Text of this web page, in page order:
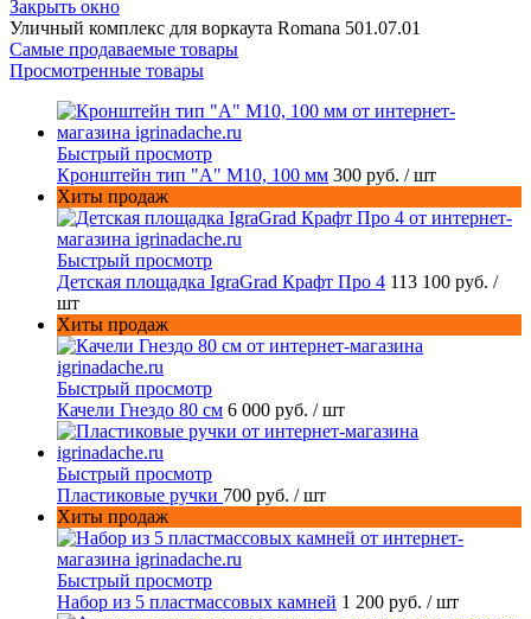
Закрыть окно
Уличный комплекс для воркаута Romana 501.07.01
Самые продаваемые товары
Просмотренные товары
Быстрый просмотр
Кронштейн тип "A" M10, 100 мм 300 руб. / шт
Хиты продаж
Быстрый просмотр
Детская площадка IgraGrad Крафт Про 4 113 100 руб. /
шт
Хиты продаж
Быстрый просмотр
Качели Гнездо 80 см 6 000 руб. / шт
Быстрый просмотр
Пластиковые ручки 700 руб. / шт
Хиты продаж
Быстрый просмотр
Набор из 5 пластмассовых камней 1 200 руб. / шт